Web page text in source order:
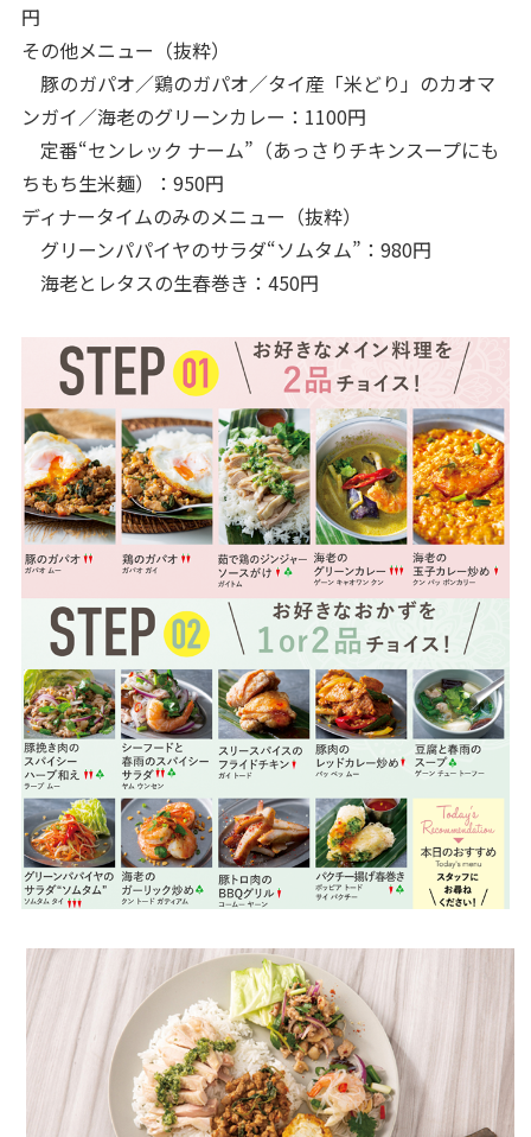
円
その他メニュー（抜粋）
豚のガパオ／鶏のガパオ／タイ産「米どり」のカオマ
ンガイ／海老のグリーンカレー：1100円
定番“センレック ナーム”（あっさりチキンスープにも
ちもち生米麺）：950円
ディナータイムのみのメニュー（抜粋）
グリーンパパイヤのサラダ“ソムタム”：980円
海老とレタスの生春巻き：450円